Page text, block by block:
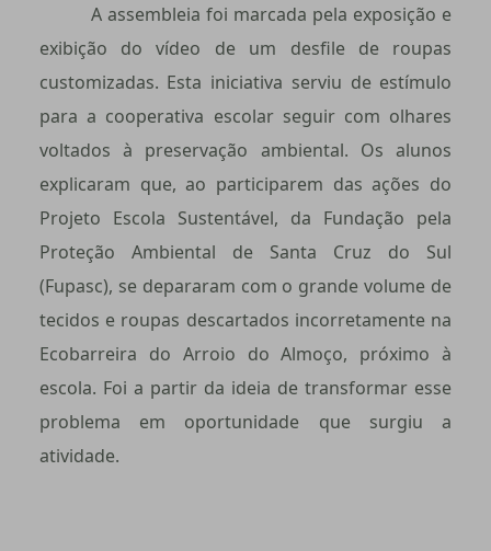
A assembleia foi marcada pela exposição e
exibição do vídeo de um desfile de roupas
customizadas. Esta iniciativa serviu de estímulo
para a cooperativa escolar seguir com olhares
voltados à preservação ambiental. Os alunos
explicaram que, ao participarem das ações do
Projeto Escola Sustentável, da Fundação pela
Proteção Ambiental de Santa Cruz do Sul
(Fupasc), se depararam com o grande volume de
tecidos e roupas descartados incorretamente na
Ecobarreira do Arroio do Almoço, próximo à
escola. Foi a partir da ideia de transformar esse
problema em oportunidade que surgiu a
atividade.